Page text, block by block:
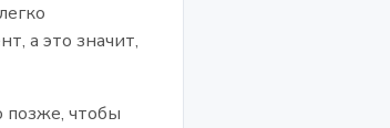
а это значит,
позже, чтобы